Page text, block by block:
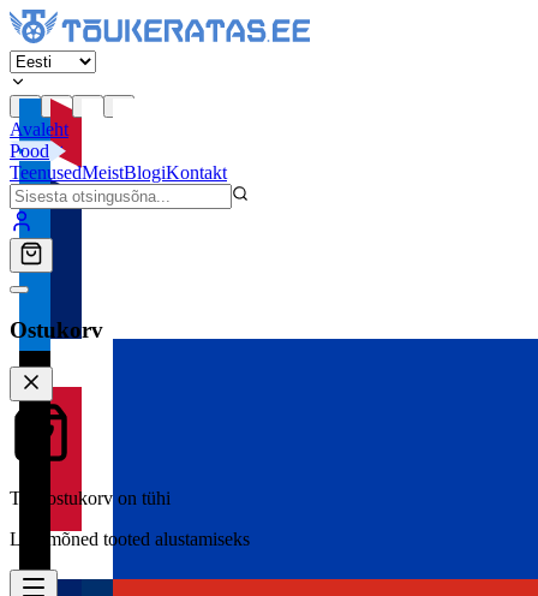
Avaleht
Pood
TeenusedMeistBlogiKontakt
Ostukorv
Teie ostukorv on tühi
Lisa mõned tooted alustamiseks